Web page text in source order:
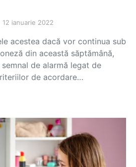
12 ianuarie 2022
acestea dacă vor continua sub
din această săptămână,
de alarmă legat de
de acordare…